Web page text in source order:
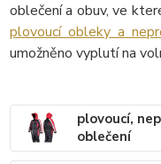
oblečení a obuv, ve
plovoucí obleky a
umožněno vyplutí na
plovoucí,
oblečení